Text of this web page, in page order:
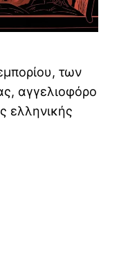
των
αγγελιοφόρο
ελληνικής